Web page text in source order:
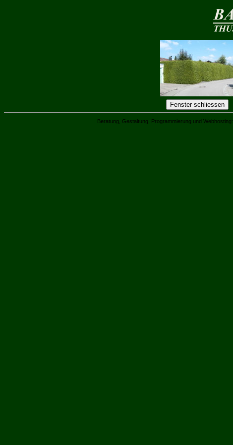
Beratung, Gestaltung, Programmierung und Webhosting: